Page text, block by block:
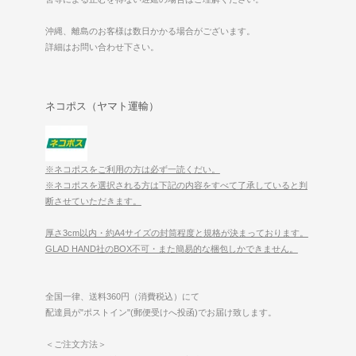
沖縄、離島のお客様は数日かかる場合がございます。
詳細はお問い合わせ下さい。
ネコポス（ヤマト運輸）
※ネコポスをご利用の方は必ず一読くだい。
※ネコポスを選択される方は下記の内容をすべて了承していると判
断させていただきます。
厚さ3cm以内・約A4サイズの封筒程度と規格が決まっております。
GLAD HAND社のBOX不可・また簡易的な梱包しかできません。
全国一律、送料360円（消費税込）にて
配達員が"ポストイン"(郵便受けへ投函)でお届け致します。
＜ご注文方法＞